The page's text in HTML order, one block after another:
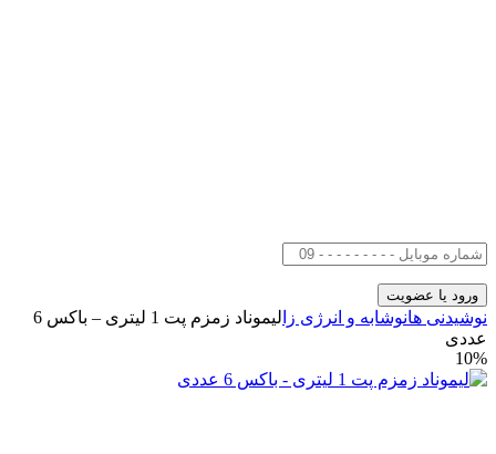
نوشیدنی هانوشابه و انرژی زا
لیموناد زمزم پت 1 لیتری – باکس 6
عددی
10%